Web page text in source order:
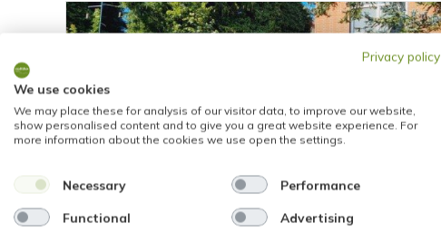
VERKAUFT
Privacy policy
We use cookies
We may place these for analysis of our visitor data, to improve our website,
show personalised content and to give you a great website experience. For
more information about the cookies we use open the settings.
Necessary Performance
Functional Advertising